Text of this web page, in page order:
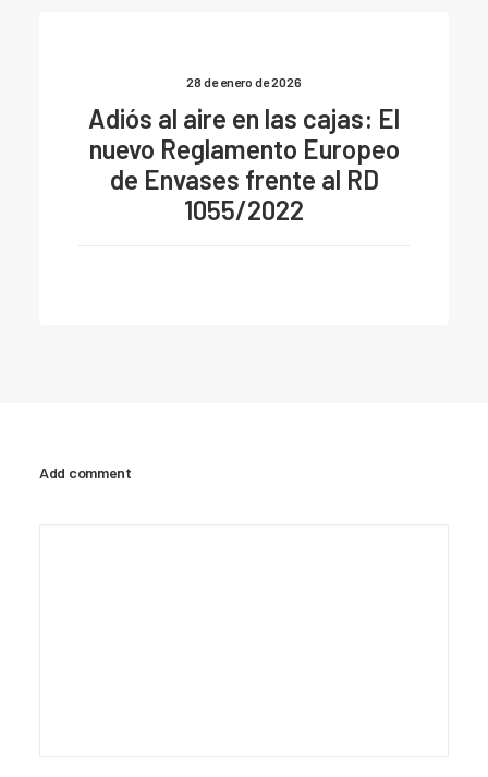
28 de enero de 2026
Adiós al aire en las cajas: El
nuevo Reglamento Europeo
de Envases frente al RD
1055/2022
Add comment